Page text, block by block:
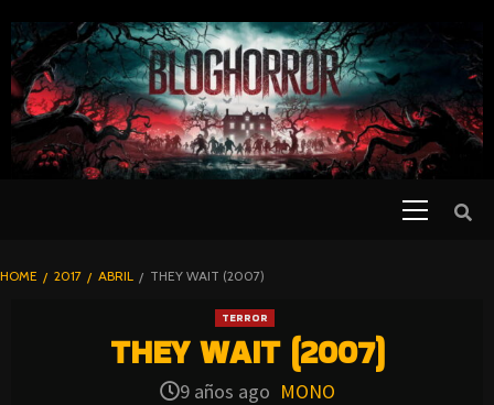
TO
CONTENT
BLOGHORROR
HOME 2017 ABRIL THEY WAIT (2007)
TERROR
THEY WAIT (2007)
9 años ago MONO